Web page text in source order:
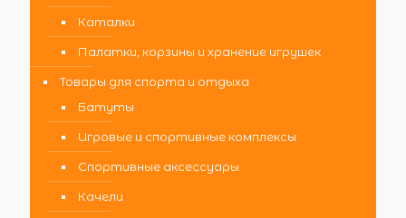
Каталки
Палатки, корзины и хранение игрушек
Товары для спорта и отдыха
Батуты
Игровые и спортивные комплексы
Спортивные аксессуары
Качели